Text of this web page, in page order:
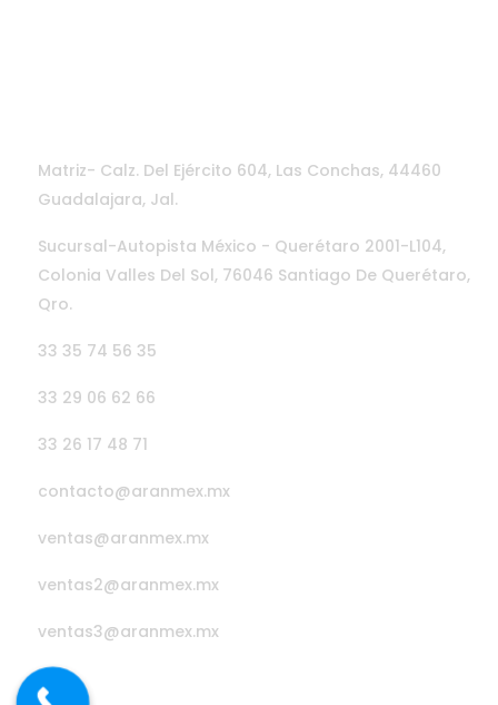
Matriz- Calz. Del Ejército 604, Las Conchas, 44460
Guadalajara, Jal.
Sucursal-Autopista México - Querétaro 2001-L104,
Colonia Valles Del Sol, 76046 Santiago De Querétaro,
Qro.
33 35 74 56 35
33 29 06 62 66
33 26 17 48 71
contacto@aranmex.mx
ventas@aranmex.mx
ventas2@aranmex.mx
ventas3@aranmex.mx